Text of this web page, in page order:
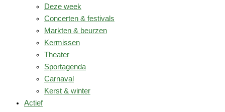
Deze week
Concerten & festivals
Markten & beurzen
Kermissen
Theater
Sportagenda
Carnaval
Kerst & winter
Actief